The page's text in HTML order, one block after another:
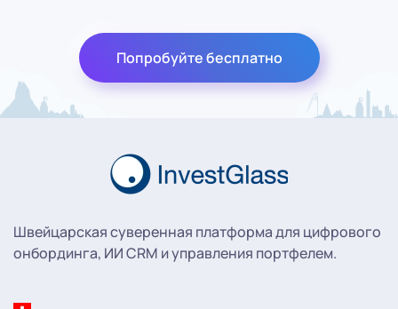
Попробуйте бесплатно
Швейцарская суверенная платформа для цифрового
онбординга, ИИ CRM и управления портфелем.